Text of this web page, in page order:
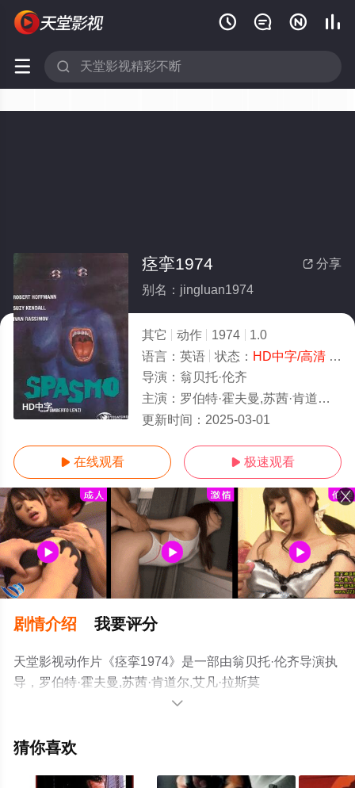
   
 
HD中字
 分享
痉挛1974
别名：jingluan1974
其它 动作 1974
1.0
语言： 英语 状态： HD中字/高清- 免费在线观看
导演： 翁贝托·伦齐
主演： 罗伯特·霍夫曼,苏茜·肯道尔,艾凡·拉斯莫夫,Adolfo,Lastretti,Monica,Monet
更新时间： 2025-03-01
 在线观看  极速观看
剧情介绍 我要评分
天堂影视动作片《痉挛1974》是一部由翁贝托·伦齐导演执
导，罗伯特·霍夫曼,苏茜·肯道尔,艾凡·拉斯莫
夫,Adolfo,Lastretti,Monica,Monet等演员精彩演绎的其它电
网，更多相关信息可移步至豆瓣电影、电视猫或剧情网等

猜你喜欢